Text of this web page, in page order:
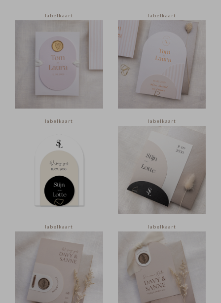
labelkaart labelkaart
labelkaart labelkaart
labelkaart labelkaart